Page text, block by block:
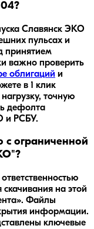
Славянск ЭКО
пульсах и
принятием
важно проверить
облигаций и
в 1 клик
точную
дефолта
и РСБУ.
с ограниченной
на этой
Файлы
информации.
ключевые